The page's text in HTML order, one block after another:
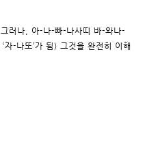
러나, 아-나-빠-나사띠 바-와나-
-나또’가 됨) 그것을 완전히 이해